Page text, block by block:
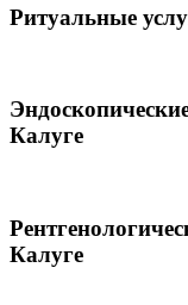
Ритуальные
Калуге
Калуге